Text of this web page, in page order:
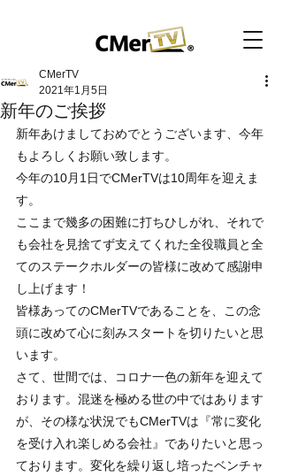
新年のご挨拶
CMerTV
2021年1月5日
新年あけましておめでとうございます、今年
もよろしくお願い致します。
今年の10月1日でCMerTVは10周年を迎えま
す。
ここまで幾多の困難に打ちひしがれ、それで
も会社を見捨てず支えてくれた全役職員と全
てのステークホルダーの皆様に改めて感謝申
し上げます！
皆様あってのCMerTVであることを、この念
頭に改めて心に刻みスタートを切りたいと思
います。
さて、世間では、コロナ一色の新年を迎えて
おります。混迷を極める世の中ではあります
が、その様な状況でもCMerTVは『常に変化
を受け入れ楽しめる会社』でありたいと思っ
ております。変化を繰り返し培ったベンチャ